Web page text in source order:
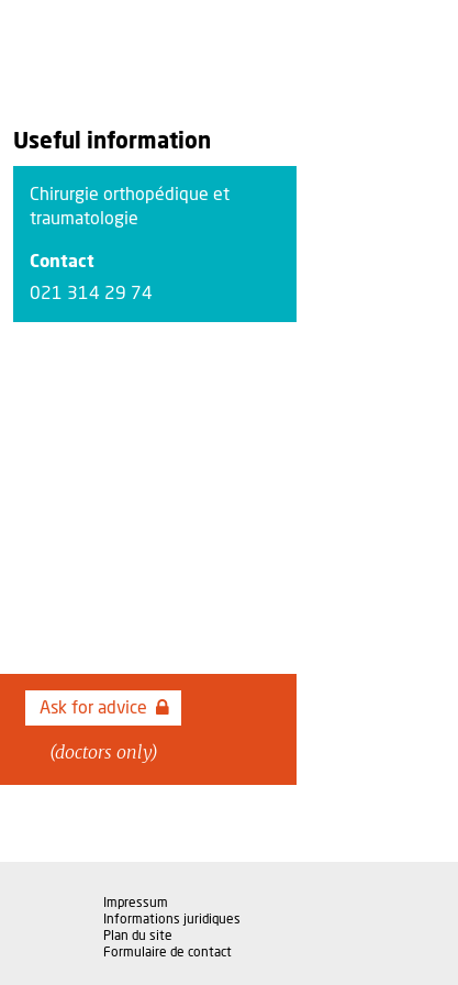
Useful information
Chirurgie orthopédique et
traumatologie
Contact
021 314 29 74
Ask for advice
(doctors only)
Impressum
Informations juridiques
Plan du site
Formulaire de contact